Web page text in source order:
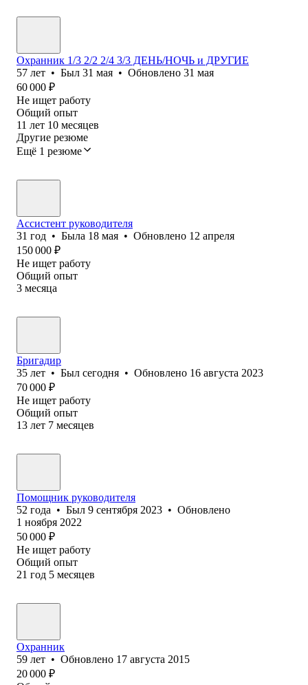
Охранник 1/3 2/2 2/4 3/3 ДЕНЬ/НОЧЬ и ДРУГИЕ
57 лет • Был 31 мая • Обновлено 31 мая
60 000 ₽
Не ищет работу
Общий опыт
11 лет 10 месяцев
Другие резюме
Ещё 1 резюме
Ассистент руководителя
31 год • Была 18 мая • Обновлено 12 апреля
150 000 ₽
Не ищет работу
Общий опыт
3 месяца
Бригадир
35 лет • Был сегодня • Обновлено 16 августа 2023
70 000 ₽
Не ищет работу
Общий опыт
13 лет 7 месяцев
Помощник руководителя
52 года • Был 9 сентября 2023 • Обновлено
1 ноября 2022
50 000 ₽
Не ищет работу
Общий опыт
21 год 5 месяцев
Охранник
59 лет • Обновлено 17 августа 2015
20 000 ₽